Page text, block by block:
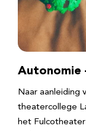
Autonomie
Naar aanleiding
theatercollege
het